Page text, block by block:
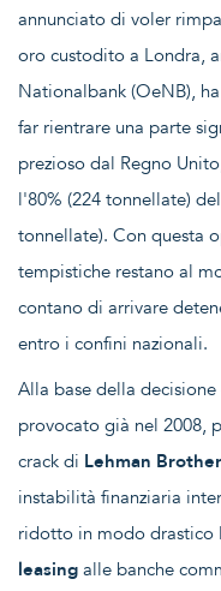
annunciato di voler
oro custodito a Londra,
Nationalbank (OeNB),
far rientrare una parte
prezioso dal Regno
l'80% (224 tonnellate)
tonnellate). Con questa
tempistiche restano al
contano di arrivare
entro i confini nazionali.
Alla base della
provocato già nel 2008,
crack di Lehman
instabilità finanziaria
ridotto in modo drastico
leasing alle banche